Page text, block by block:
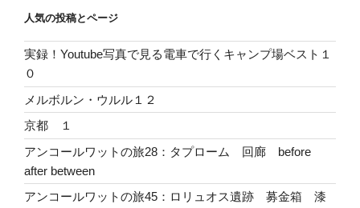
人気の投稿とページ
実録！Youtube写真で見る電車で行くキャンプ場ベスト１
０
メルボルン・ウルル１２
京都 １
アンコールワットの旅28：タプローム 回廊 before
after between
アンコールワットの旅45：ロリュオス遺跡 募金箱 漆